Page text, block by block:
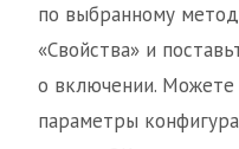
по выбранному
«Свойства» и
о включении. Можете
параметры